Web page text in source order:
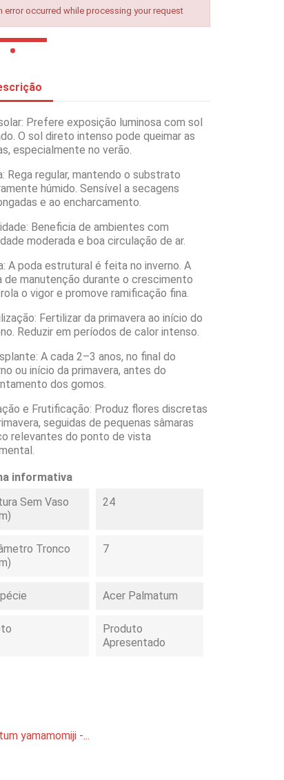
error occurred while processing your request
Prefere exposição luminosa com sol
O sol direto intenso pode queimar as
especialmente no verão.
Rega regular, mantendo o substrato
húmido. Sensível a secagens
e ao encharcamento.
Beneficia de ambientes com
moderada e boa circulação de ar.
A poda estrutural é feita no inverno. A
de manutenção durante o crescimento
o vigor e promove ramificação fina.
Fertilizar da primavera ao início do
Reduzir em períodos de calor intenso.
A cada 2–3 anos, no final do
ou início da primavera, antes do
dos gomos.
e Frutificação: Produz flores discretas
seguidas de pequenas sâmaras
relevantes do ponto de vista
informativa
Sem Vaso
24
Tronco
7
Acer Palmatum
Produto
Apresentado